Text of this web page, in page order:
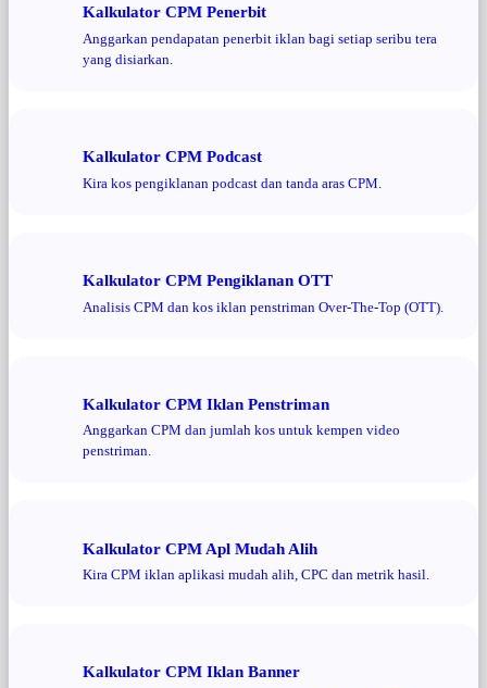
Kalkulator CPM Penerbit
Anggarkan pendapatan penerbit iklan bagi setiap seribu tera
yang disiarkan.
Kalkulator CPM Podcast
Kira kos pengiklanan podcast dan tanda aras CPM.
Kalkulator CPM Pengiklanan OTT
Analisis CPM dan kos iklan penstriman Over-The-Top (OTT).
Kalkulator CPM Iklan Penstriman
Anggarkan CPM dan jumlah kos untuk kempen video
penstriman.
Kalkulator CPM Apl Mudah Alih
Kira CPM iklan aplikasi mudah alih, CPC dan metrik hasil.
Kalkulator CPM Iklan Banner